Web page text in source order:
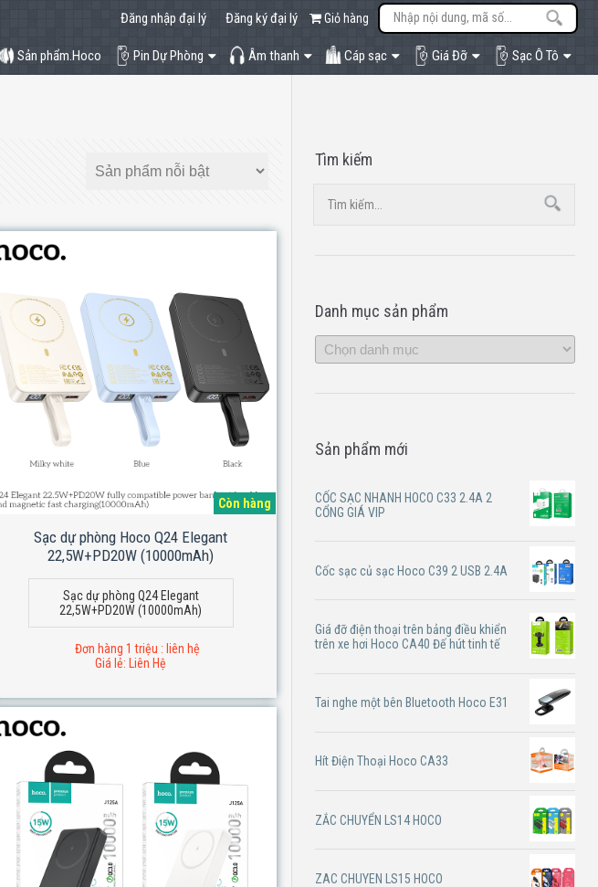
Đăng nhập đại lý Đăng ký đại lý Giỏ hàng
Sản phẩm.Hoco Pin Dự Phòng Âm thanh Cáp sạc Giá Đỡ Sạc Ô Tô
Còn hàng
Sạc dự phòng Hoco Q24 Elegant
22,5W+PD20W (10000mAh)
Sạc dự phòng Q24 Elegant
22,5W+PD20W (10000mAh)
Đơn hàng 1 triệu : liên hệ
Giá lẻ: Liên Hệ
Tìm kiếm
Danh mục sản phẩm
Sản phẩm mới
CỐC SẠC NHANH HOCO C33 2.4A 2
CỔNG GIÁ VIP
Cốc sạc củ sạc Hoco C39 2 USB 2.4A
Giá đỡ điện thoại trên bảng điều khiển
trên xe hơi Hoco CA40 Đế hút tinh tế
Tai nghe một bên Bluetooth Hoco E31
Hít Điện Thoại Hoco CA33
ZẮC CHUYỂN LS14 HOCO
ZAC CHUYEN LS15 HOCO